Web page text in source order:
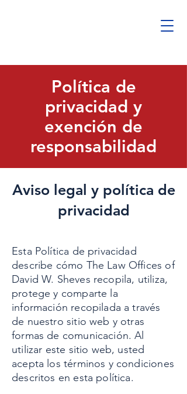
Política de
privacidad y
exención de
responsabilidad
Aviso legal y política de
privacidad
Esta Política de privacidad
describe cómo The Law Offices of
David W. Sheves recopila, utiliza,
protege y comparte la
información recopilada a través
de nuestro sitio web y otras
formas de comunicación. Al
utilizar este sitio web, usted
acepta los términos y condiciones
descritos en esta política.